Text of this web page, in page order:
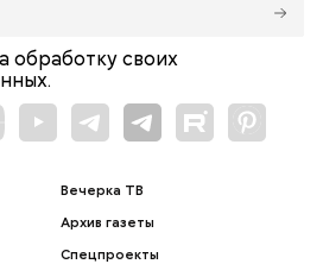
обработку своих
Вечерка ТВ
Архив газеты
Спецпроекты